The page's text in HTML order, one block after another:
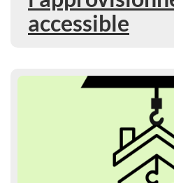
accessible
En savoir plus : Utilisez